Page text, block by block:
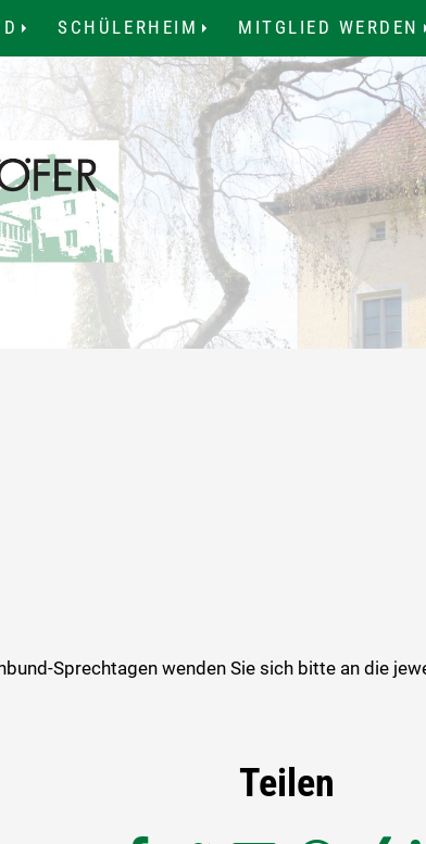
SCHÜLERHEIM MITGLIED WERDEN
Sprechtagen wenden Sie sich bitte an die
Teilen